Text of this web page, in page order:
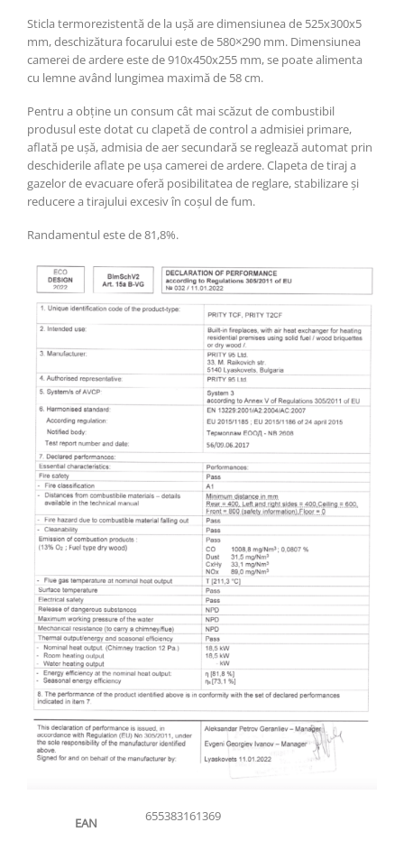
Sticla termorezistentă de la ușă are dimensiunea de 525x300x5
mm, deschizătura focarului este de 580×290 mm. Dimensiunea
camerei de ardere este de 910x450x255 mm, se poate alimenta
cu lemne având lungimea maximă de 58 cm.
Pentru a obține un consum cât mai scăzut de combustibil
produsul este dotat cu clapetă de control a admisiei primare,
aflată pe ușă, admisia de aer secundară se reglează automat prin
deschiderile aflate pe ușa camerei de ardere. Clapeta de tiraj a
gazelor de evacuare oferă posibilitatea de reglare, stabilizare și
reducere a tirajului excesiv în coșul de fum.
Randamentul este de 81,8%.
EAN 655383161369